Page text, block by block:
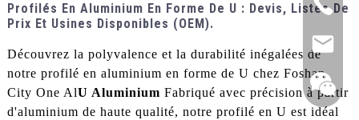
Profilés En Aluminium En Forme De U : Devis, Listes De
Prix Et Usines Disponibles (OEM).
Découvrez la polyvalence et la durabilité inégalées de
notre profilé en aluminium en forme de U chez Foshan
City One AlU Aluminium Fabriqué avec précision à partir
d'aluminium de haute qualité, notre profilé en U est idéal